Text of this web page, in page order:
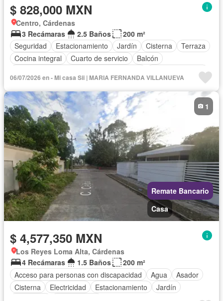
$ 828,000 MXN
Centro, Cárdenas
3 Recámaras
2.5 Baños
200 m²
Seguridad
Estacionamiento Jardín Cisterna
Terraza
Cocina integral
Cuarto de servicio
Balcón
Cocina equipada
Internet
Bodega Aire acondicionado
Electricidad
Agua
Cuarto de Limpieza
Televisión por cable
Despacho
Vista panorámica
Recámara con closet
Sin amueblar
06/07/2026 en - Mi casa Sii | MARIA FERNANDA VILLANUEVA
Remate Bancario
Casa
1
$ 4,577,350 MXN
Los Reyes Loma Alta, Cárdenas
4 Recámaras
1.5 Baños
200 m²
Acceso para personas con discapacidad
Agua
Asador
Cisterna
Electricidad Estacionamiento
Jardín